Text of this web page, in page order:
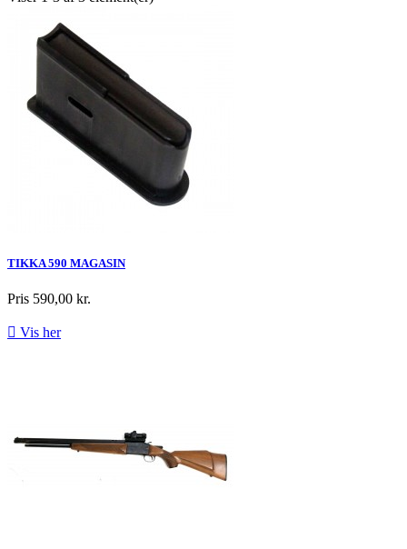
TIKKA 590 MAGASIN
Pris 590,00 kr.
 Vis her